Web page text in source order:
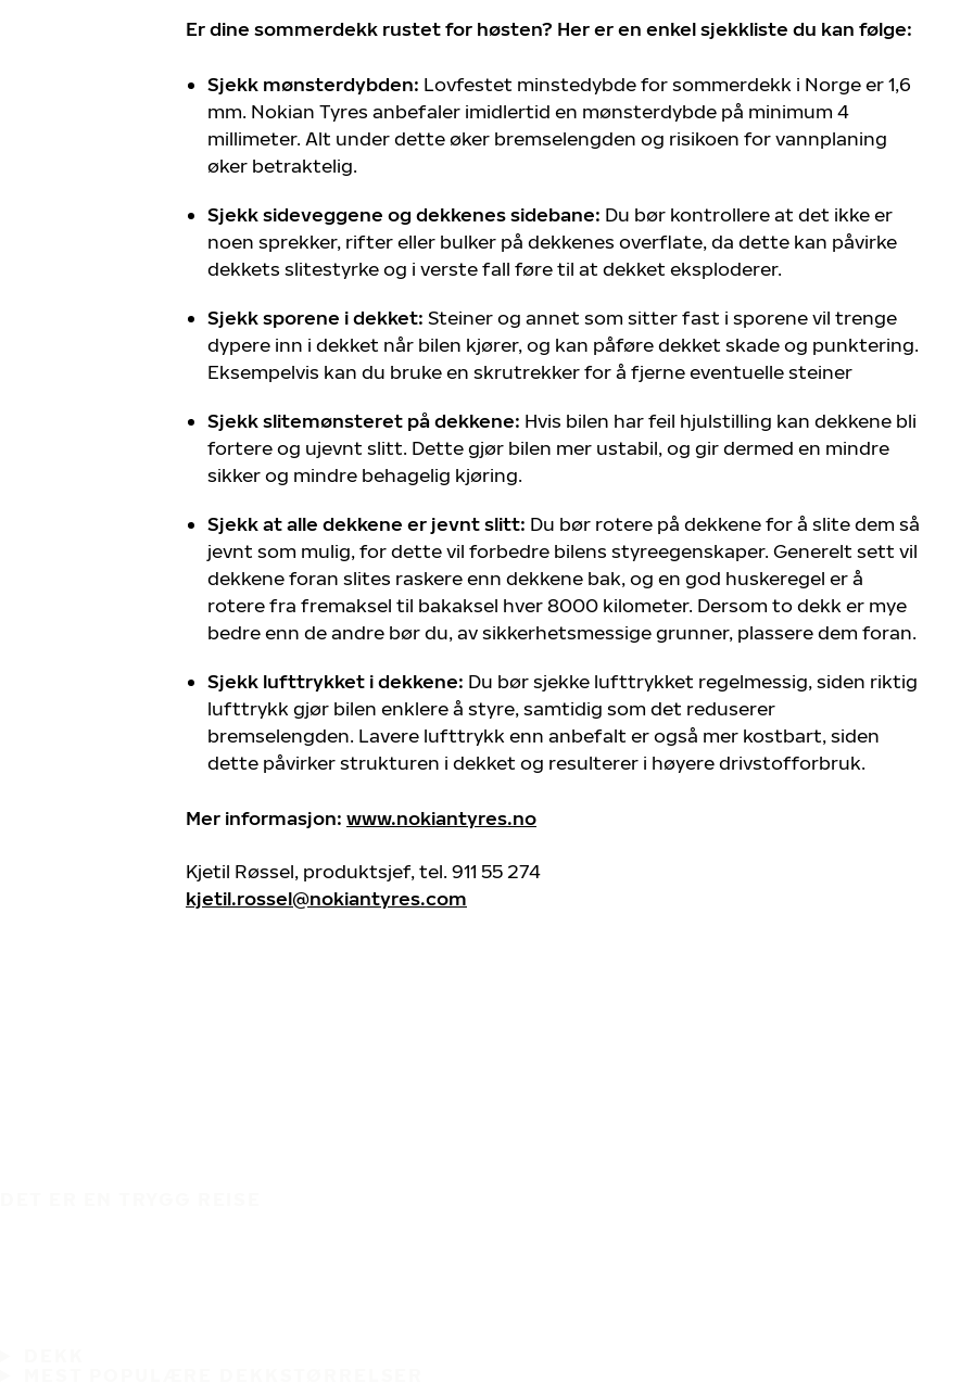
Er dine sommerdekk rustet for høsten? Her er en enkel sjekkliste du kan følge:
Sjekk mønsterdybden: Lovfestet minstedybde for sommerdekk i Norge er 1,6
mm. Nokian Tyres anbefaler imidlertid en mønsterdybde på minimum 4
millimeter. Alt under dette øker bremselengden og risikoen for vannplaning
øker betraktelig.
Sjekk sideveggene og dekkenes sidebane: Du bør kontrollere at det ikke er
noen sprekker, rifter eller bulker på dekkenes overflate, da dette kan påvirke
dekkets slitestyrke og i verste fall føre til at dekket eksploderer.
Sjekk sporene i dekket: Steiner og annet som sitter fast i sporene vil trenge
dypere inn i dekket når bilen kjører, og kan påføre dekket skade og punktering.
Eksempelvis kan du bruke en skrutrekker for å fjerne eventuelle steiner
Sjekk slitemønsteret på dekkene: Hvis bilen har feil hjulstilling kan dekkene bli
fortere og ujevnt slitt. Dette gjør bilen mer ustabil, og gir dermed en mindre
sikker og mindre behagelig kjøring.
Sjekk at alle dekkene er jevnt slitt: Du bør rotere på dekkene for å slite dem så
jevnt som mulig, for dette vil forbedre bilens styreegenskaper. Generelt sett vil
dekkene foran slites raskere enn dekkene bak, og en god huskeregel er å
rotere fra fremaksel til bakaksel hver 8000 kilometer. Dersom to dekk er mye
bedre enn de andre bør du, av sikkerhetsmessige grunner, plassere dem foran.
Sjekk lufttrykket i dekkene: Du bør sjekke lufttrykket regelmessig, siden riktig
lufttrykk gjør bilen enklere å styre, samtidig som det reduserer
bremselengden. Lavere lufttrykk enn anbefalt er også mer kostbart, siden
dette påvirker strukturen i dekket og resulterer i høyere drivstofforbruk.
Mer informasjon: www.nokiantyres.no
Kjetil Røssel, produktsjef, tel. 911 55 274
kjetil.rossel@nokiantyres.com